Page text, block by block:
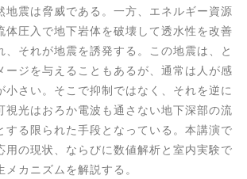
地震は脅威である。一方、エネルギー資源
体圧入で地下岩体を破壊して透水性を改善
、それが地震を誘発する。この地震は、と
ージを与えることもあるが、通常は人が感
小さい。そこで抑制ではなく、それを逆に
視光はおろか電波も通さない地下深部の流
する限られた手段となっている。本講演で
用の現状、ならびに数値解析と室内実験で
カニズムを解説する。